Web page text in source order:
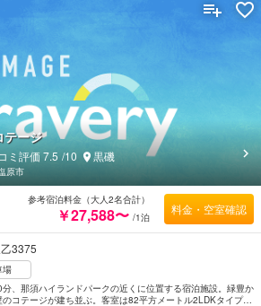
ラクゼーションサービスで一日の疲れを癒すことができま
3375
場
、那須ハイランドパークの近くに位置する宿泊施設。緑豊か
コテージが建ち並ぶ。客室は82平方メートル2LDKタイプの
テージ
ミ評価 7.5 /10 黒磯
原市
参考宿泊料金（大人2名合計）
￥27,588〜 /1泊
料金・空室確認